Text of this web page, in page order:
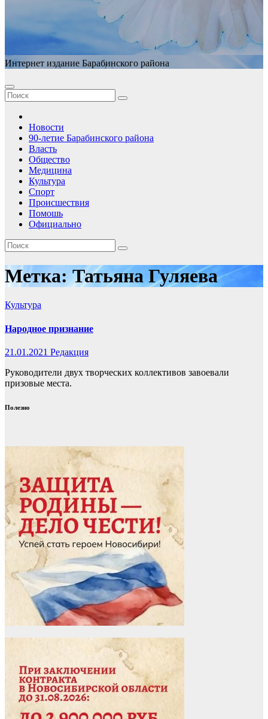
Интернет издание Барабинского района
Новости
90-летие Барабинского района
Власть
Общество
Медицина
Культура
Спорт
Происшествия
Помошь
Официально
Метка:Татьяна Гуляева
Культура
Народное признание
21.01.2021 Редакция
Руководители двух творческих коллективов завоевали
призовые места.
Полезно